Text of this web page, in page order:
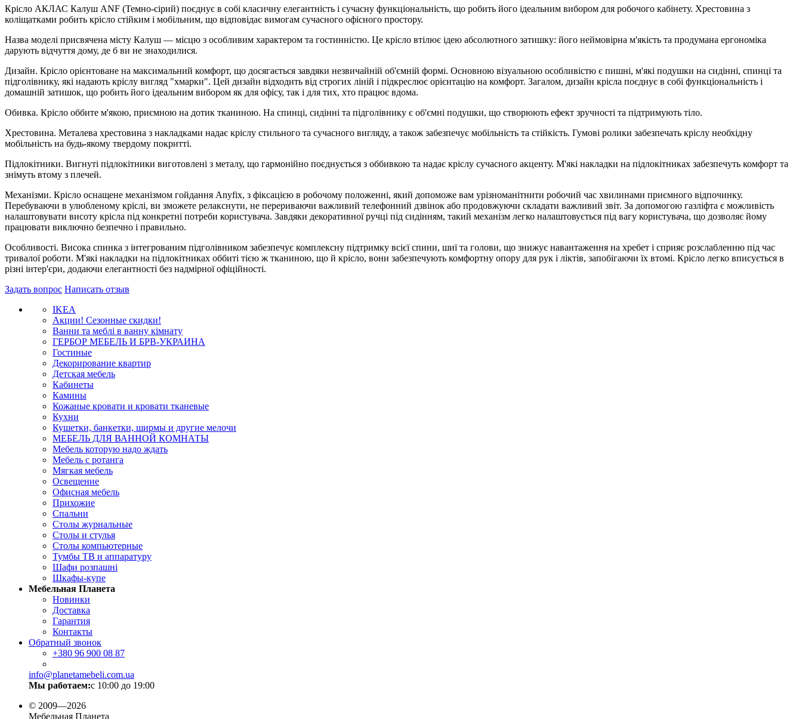
Крісло АКЛАС Калуш ANF (Темно-сірий) поєднує в собі класичну елегантність і сучасну функціональність, що робить його ідеальним вибором для робочого кабінету. Хрестовина з
коліщатками робить крісло стійким і мобільним, що відповідає вимогам сучасного офісного простору.
Назва моделі присвячена місту Калуш — місцю з особливим характером та гостинністю. Це крісло втілює ідею абсолютного затишку: його неймовірна м'якість та продумана ергономіка
дарують відчуття дому, де б ви не знаходилися.
Дизайн. Крісло орієнтоване на максимальний комфорт, що досягається завдяки незвичайній об'ємній формі. Основною візуальною особливістю є пишні, м'які подушки на сидінні, спинці та
підголівнику, які надають кріслу вигляд "хмарки". Цей дизайн відходить від строгих ліній і підкреслює орієнтацію на комфорт. Загалом, дизайн крісла поєднує в собі функціональність і
домашній затишок, що робить його ідеальним вибором як для офісу, так і для тих, хто працює вдома.
Обивка. Крісло оббите м'якою, приємною на дотик тканиною. На спинці, сидінні та підголівнику є об'ємні подушки, що створюють ефект зручності та підтримують тіло.
Хрестовина. Металева хрестовина з накладками надає кріслу стильного та сучасного вигляду, а також забезпечує мобільність та стійкість. Гумові ролики забезпечать кріслу необхідну
мобільність на будь-якому твердому покритті.
Підлокітники. Вигнуті підлокітники виготовлені з металу, що гармонійно поєднується з оббивкою та надає кріслу сучасного акценту. М'які накладки на підлокітниках забезпечуть комфорт та
знімуть втому з плечей.
Механізми. Крісло оснащене механізмом гойдання Anyfix, з фіксацією в робочому положенні, який допоможе вам урізноманітнити робочий час хвилинами приємного відпочинку.
Перебуваючи в улюбленому кріслі, ви зможете релакснути, не перериваючи важливий телефонний дзвінок або продовжуючи складати важливий звіт. За допомогою газліфта є можливість
налаштовувати висоту крісла під конкретні потреби користувача. Завдяки декоративної ручці під сидінням, такий механізм легко налаштовується під вагу користувача, що дозволяє йому
працювати виключно безпечно і правильно.
Особливості. Висока спинка з інтегрованим підголівником забезпечує комплексну підтримку всієї спини, шиї та голови, що знижує навантаження на хребет і сприяє розслабленню під час
тривалої роботи. М'які накладки на підлокітниках оббиті тією ж тканиною, що й крісло, вони забезпечують комфортну опору для рук і ліктів, запобігаючи їх втомі. Крісло легко вписується в
різні інтер'єри, додаючи елегантності без надмірної офіційності.
Задать вопрос Написать отзыв
IKEA
Акции! Сезонные скидки!
Ванни та меблі в ванну кімнату
ГЕРБОР МЕБЕЛЬ И БРВ-УКРАИНА
Гостиные
Декорирование квартир
Детская мебель
Кабинеты
Камины
Кожаные кровати и кровати тканевые
Кухни
Кушетки, банкетки, ширмы и другие мелочи
МЕБЕЛЬ ДЛЯ ВАННОЙ КОМНАТЫ
Мебель которую надо ждать
Мебель с ротанга
Мягкая мебель
Освещение
Офисная мебель
Прихожие
Спальни
Столы журнальные
Столы и стулья
Столы компьютерные
Тумбы ТВ и аппаратуру
Шафи розпашні
Шкафы-купе
Мебельная Планета
Новинки
Доставка
Гарантия
Контакты
Обратный звонок
+380 96 900 08 87
info@planetamebeli.com.ua
Мы работаем:с 10:00 до 19:00
© 2009—2026
Мебельная Планета